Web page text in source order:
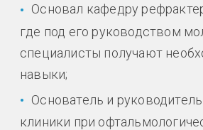
Основал кафедру
где под его руководством
специалисты получают
навыки;
Основатель и
клиники при